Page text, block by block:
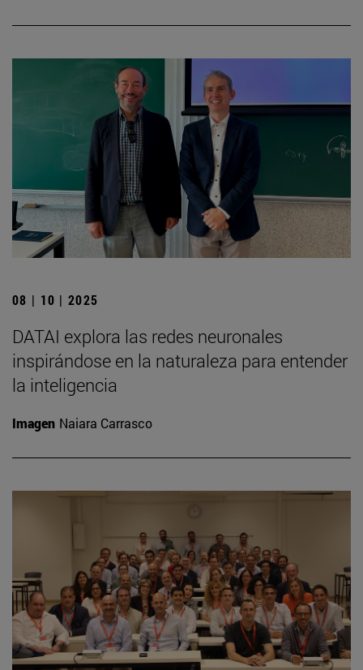
08 | 10 | 2025
DATAI explora las redes neuronales
inspirándose en la naturaleza para entender
la inteligencia
Imagen Naiara Carrasco